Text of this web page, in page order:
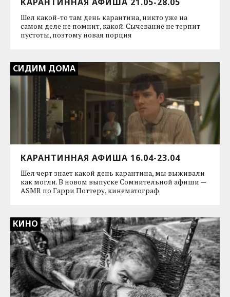
Шел какой-то там день карантина, никто уже на
самом деле не помнит, какой. Сычевание не терпит
пустоты, поэтому новая порция
СИДИМ ДОМА
КАРАНТИННАЯ АФИША 16.04-23.04
Шел черт знает какой день карантина, мы выживали
как могли. В новом выпуске Сомнительной афиши —
ASMR по Гарри Поттеру, кинематограф
КИНО